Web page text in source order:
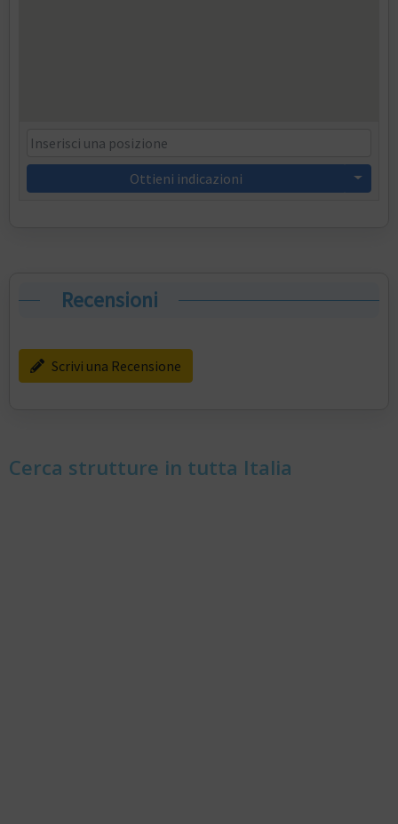
Ottieni indicazioni
Recensioni
Scrivi una Recensione
Cerca strutture in tutta Italia